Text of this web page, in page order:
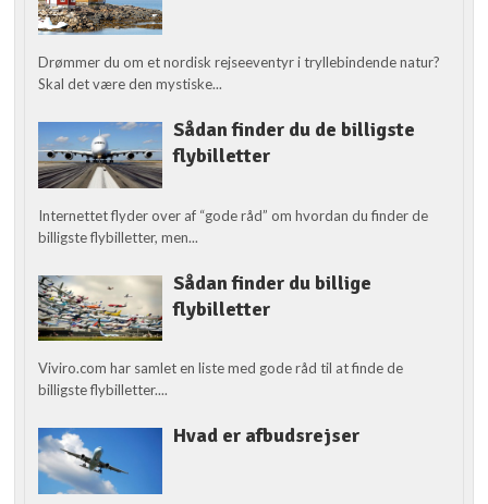
Drømmer du om et nordisk rejseeventyr i tryllebindende natur?
Skal det være den mystiske...
Sådan finder du de billigste
flybilletter
Internettet flyder over af “gode råd” om hvordan du finder de
billigste flybilletter, men...
Sådan finder du billige
flybilletter
Viviro.com har samlet en liste med gode råd til at finde de
billigste flybilletter....
Hvad er afbudsrejser